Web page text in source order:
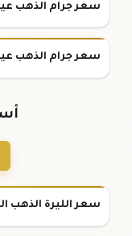
سعر جرام الذهب عيار
سعر جرام الذهب عيار
سعر الليرة الذهب